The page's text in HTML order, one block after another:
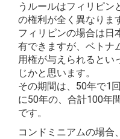
うルールはフィリピン
の権利が全く異なりま
フィリピンの場合は日
有できますが、ベトナ
用権が与えられるとい
じかと思います。
その期間は、50年で1
に50年の、合計100年
です。
コンドミニアムの場合